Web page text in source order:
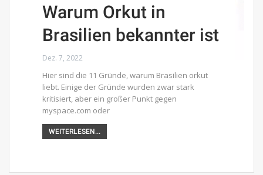
Warum Orkut in
Brasilien bekannter ist
Dez. 7, 2022
Hier sind die 11 Gründe, warum Brasilien orkut
liebt. Einige der Gründe wurden zwar stark
kritisiert, aber ein großer Punkt gegen
myspace.com oder
WEITERLESEN...